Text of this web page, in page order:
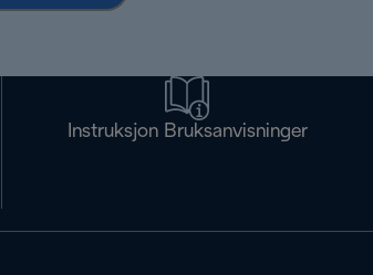
Instruksjon Bruksanvisninger